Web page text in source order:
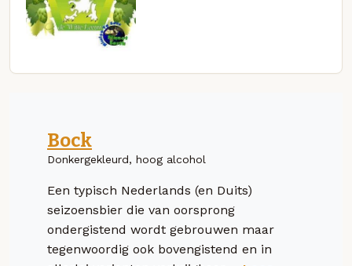
Bock
Donkergekleurd, hoog alcohol
Een typisch Nederlands (en Duits)
seizoensbier die van oorsprong
ondergistend wordt gebrouwen maar
tegenwoordig ook bovengistend en in